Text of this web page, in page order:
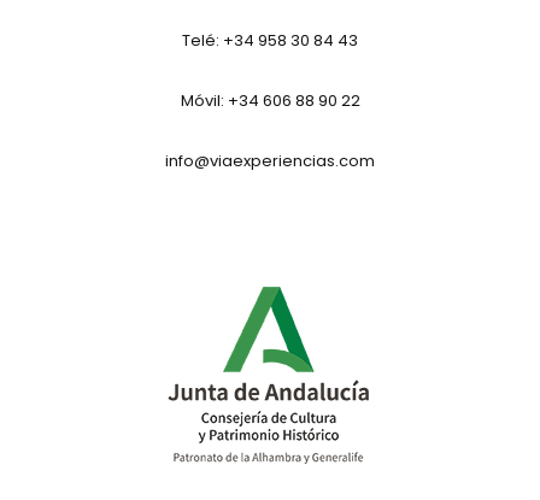
Telé: +34 958 30 84 43
Móvil: +34 606 88 90 22
info@viaexperiencias.com